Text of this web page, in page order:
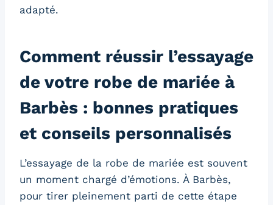
adapté.
Comment réussir l’essayage
de votre robe de mariée à
Barbès : bonnes pratiques
et conseils personnalisés
L’essayage de la robe de mariée est souvent
un moment chargé d’émotions. À Barbès,
pour tirer pleinement parti de cette étape